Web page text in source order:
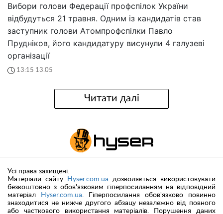
Вибори голови Федерації профспілок України
відбудуться 21 травня. Одним із кандидатів став
заступник голови Атомпрофспілки Павло
Прудніков, його кандидатуру висунули 4 галузеві
організації
13:15 13.05
Читати далі
Усі права захищені.
Матеріали сайту
Hyser.com.ua дозволяється використовувати
безкоштовно з обов'язковим гіперпосиланням на відповідний
матеріал
Hyser.com.ua. Гіперпосилання обов'язково повинно
знаходитися не нижче другого абзацу незалежно від повного
або часткового використання матеріалів. Порушення даних